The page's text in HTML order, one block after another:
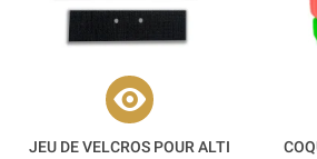
JEU DE VELCROS POUR ALTI